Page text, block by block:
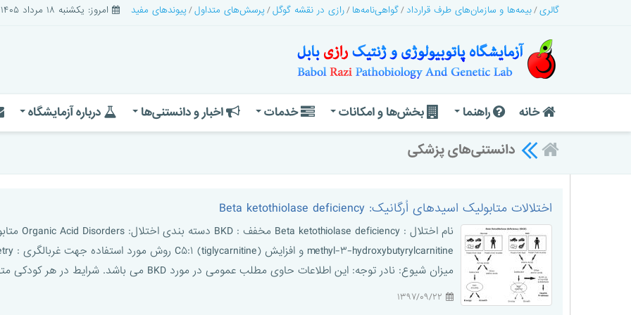
گالری بیمه‌ها و سازمان‌های طرف قرارداد گواهی‌نامه‌ها رازی در نقشه گوگل پرسش‌های متداول پیوندهای مفید امروز: یکشنبه ۱۸ مرداد ۱۴۰۵
خانه راهنما بخش‌ها و امکانات خدمات اخبار و دانستنی‌ها درباره آزمایشگاه
دانستنی‌های پزشکی
اختلالات متابولیک اسیدهای اُرگانیک: Beta ketothiolase deficiency
میزان شیوع: نادر توجه: این اطلاعات حاوی مطلب عمومی در مورد BKD می باشد. شرایط در هر کودکی متفاوت بوده و برخی از ...